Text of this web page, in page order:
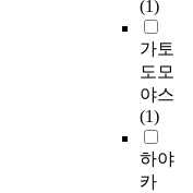
(1)
가토
도모
야스
(1)
하야
카